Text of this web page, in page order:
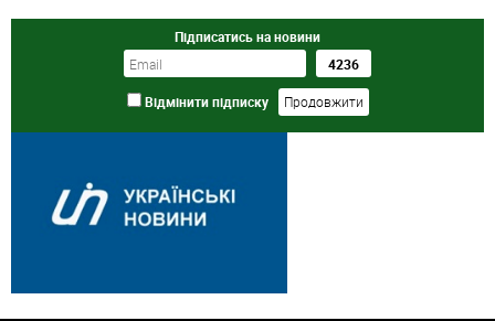
Підписатись на новини
Відмінити підписку